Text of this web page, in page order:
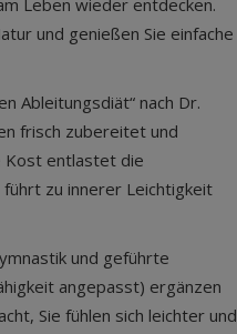
Leben wieder entdecken.
und genießen Sie einfache
Ableitungsdiät“ nach Dr.
frisch zubereitet und
Kost entlastet die
zu innerer Leichtigkeit
und geführte
angepasst) ergänzen
Sie fühlen sich leichter und